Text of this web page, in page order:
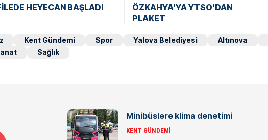
HEYECAN BAŞLADI
ÖZKAHYA'YA YTSO'DAN
PLAKET
Kent Gündemi Spor Yalova Belediyesi Altınova
Sağlık
Minibüslere klima denetimi
KENT GÜNDEMI